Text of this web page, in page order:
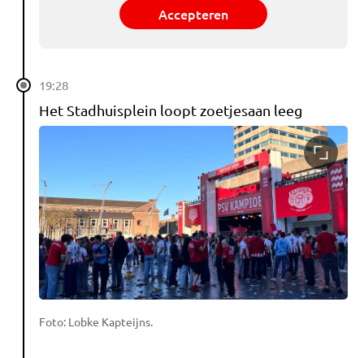
Accepteren
19:28
Het Stadhuisplein loopt zoetjesaan leeg
Foto: Lobke Kapteijns.